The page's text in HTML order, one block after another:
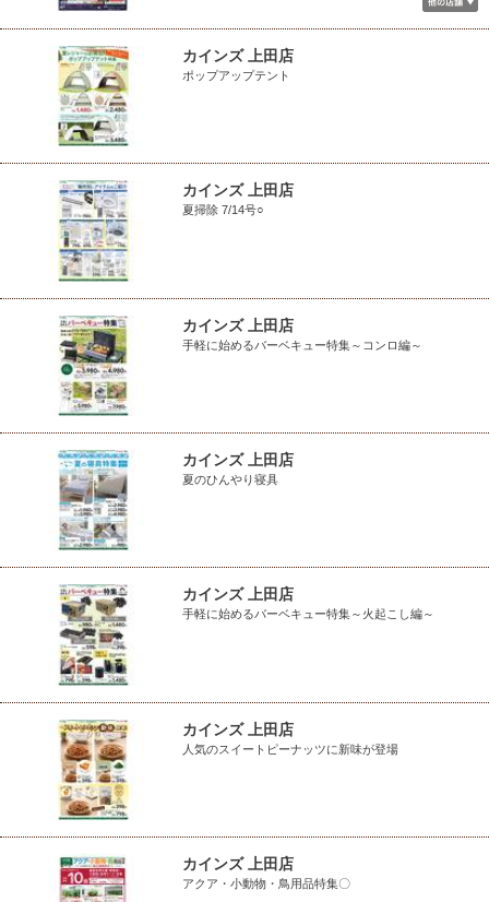
カインズ 上田店
ポップアップテント
カインズ 上田店
夏掃除 7/14号○
カインズ 上田店
手軽に始めるバーベキュー特集～コンロ編～
カインズ 上田店
夏のひんやり寝具
カインズ 上田店
手軽に始めるバーベキュー特集～火起こし編～
カインズ 上田店
人気のスイートピーナッツに新味が登場
カインズ 上田店
アクア・小動物・鳥用品特集〇